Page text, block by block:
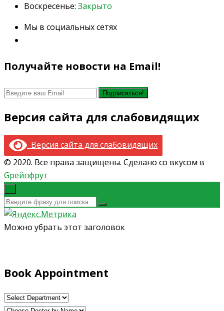
Воскресенье: Закрыто
Мы в социальных сетях
Получайте новости на Email!
Версия сайта для слабовидящих
Версия сайта для слабовидящих
© 2020. Все права защищены. Сделано со вкусом в
Gрейпфрут
Можно убрать этот заголовок
Book Appointment